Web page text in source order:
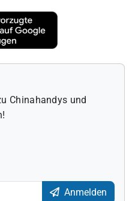
Chinahandys und
Anmelden